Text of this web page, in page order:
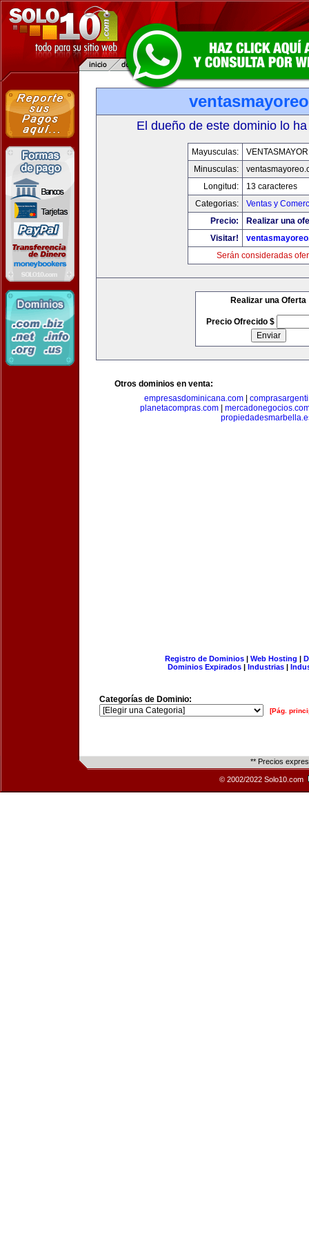
El dueño de este dominio lo
Mayusculas:
Minusculas:
Longitud:
13 caracteres
Categorias:
Ventas y
Precio:
Realizar una
Visitar!
Serán consideradas
Realizar una Oferta
Precio Ofrecido $
Otros dominios en venta:
empresasdominicana.com|
planetacompras.com
Registro de Dominios| Web Hosting |
Dominios Expirados | Industrias |
Categorías de Dominio:
[Pág.
** Precios
© 2002/2022 Solo10.com